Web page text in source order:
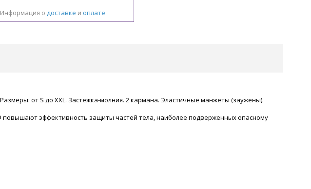
Информация о доставке и оплате
от S до XXL. Застежка-молния. 2 кармана. Эластичные манжеты (заужены).
эффективность защиты частей тела, наиболее подверженных опасному